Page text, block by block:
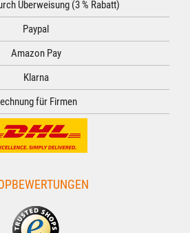
Überweisung (3 % Rabatt)
Paypal
Amazon Pay
Klarna
für Firmen